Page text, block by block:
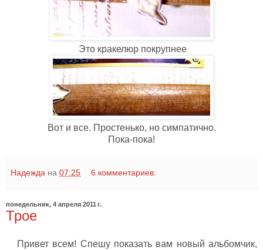
Это кракелюр покрупнее
Вот и все. Простенько, но симпатично.
Пока-пока!
Надежда на 07:25 6 комментариев:
понедельник, 4 апреля 2011 г.
Трое
Привет всем! Спешу показать вам новый альбомчик,